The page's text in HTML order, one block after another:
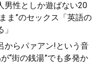
性としか遊ばない20
ま”のセックス「英語の
らパァアン!という音
“街の銭湯”でも多発か